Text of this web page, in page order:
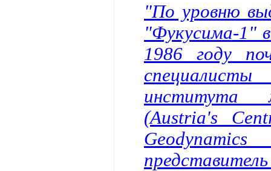
"По уровню
"Фукусима-1"
1986 году
специалисты
института
(Austria's